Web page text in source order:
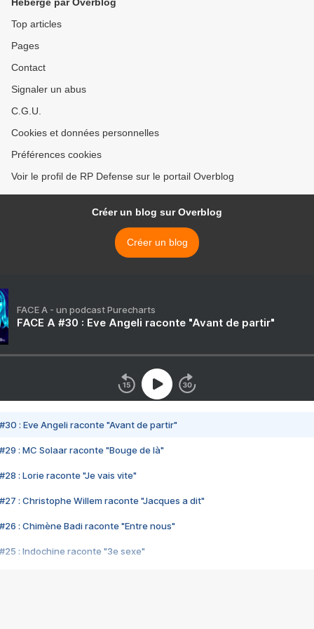
Top articles
Pages
Contact
Signaler un abus
C.G.U.
Cookies et données personnelles
Préférences cookies
Voir le profil de RP Defense sur le portail Overblog
Créer un blog sur Overblog
Créer un blog
FACE A - un podcast Purecharts
FACE A #30 : Eve Angeli raconte "Avant de partir"
#30 : Eve Angeli raconte "Avant de partir"
#29 : MC Solaar raconte "Bouge de là"
#28 : Lorie raconte "Je vais vite"
#27 : Christophe Willem raconte "Jacques a dit"
#26 : Chimène Badi raconte "Entre nous"
#25 : Indochine raconte "3e sexe"